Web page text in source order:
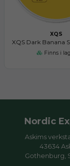
XQS
XQS Dark Banana
Finns i
Nordic
Askims
43634
Gothenburg,